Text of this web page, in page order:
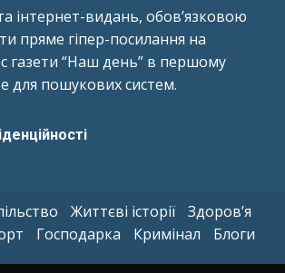
інтернет-видань, обов’язковою
пряме гіпер-посилання на
газети “Наш день” в першому
для пошукових систем.
Життєві історії
Здоров’я
Господарка Кримінал Блоги